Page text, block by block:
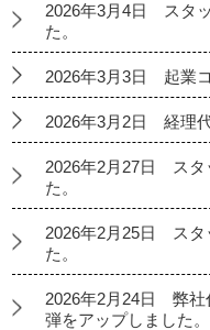
2026年3月4日 スタ
た。
2026年3月3日 起業
2026年3月2日 経理
2026年2月27日 スタ
た。
2026年2月25日 スタ
た。
2026年2月24日 弊社
弾をアップしました。